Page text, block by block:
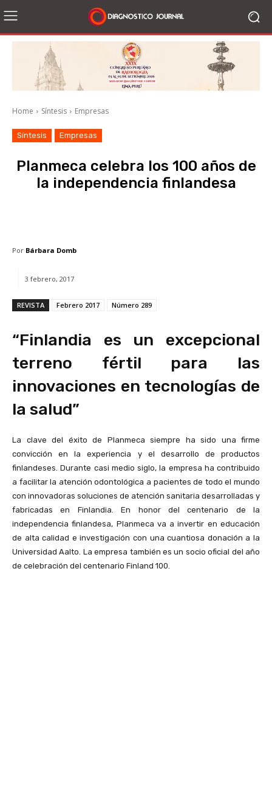
Home Síntesis Empresas
Síntesis Empresas
Planmeca celebra los 100 años de
la independencia finlandesa
Por Bárbara Domb
3 febrero, 2017
REVISTA Febrero 2017 Número 289
“Finlandia es un excepcional
terreno fértil para las
innovaciones en tecnologías de
la salud”
La clave del éxito de Planmeca siempre ha sido una firme
convicción en la experiencia y el desarrollo de productos
finlandeses. Durante casi medio siglo, la empresa ha contribuido
a facilitar la atención odontológica a pacientes de todo el mundo
con innovadoras soluciones de atención sanitaria desarrolladas y
fabricadas en Finlandia. En honor del centenario de la
independencia finlandesa, Planmeca va a invertir en educación
de alta calidad e investigación con una cuantiosa donación a la
Universidad Aalto. La empresa también es un socio oficial del año
de celebración del centenario Finland 100.